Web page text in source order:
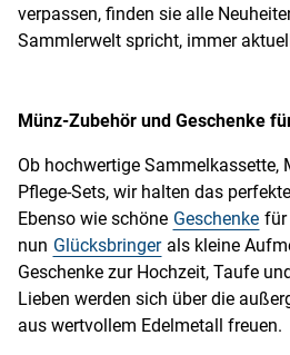
verpassen, finden sie alle
Sammlerwelt spricht, immer
Münz-Zubehör und Geschenke
Ob hochwertige Sammelkassette,
Pflege-Sets, wir halten das perfekte
Ebenso wie schöne Geschenke für
nun Glücksbringer als kleine
Geschenke zur Hochzeit, Taufe
Lieben werden sich über die
aus wertvollem Edelmetall freuen.